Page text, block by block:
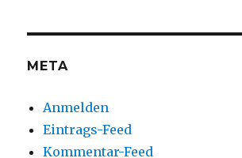
anzeigenanzeigen
META
Anmelden
Eintrags-Feed
Kommentar-Feed